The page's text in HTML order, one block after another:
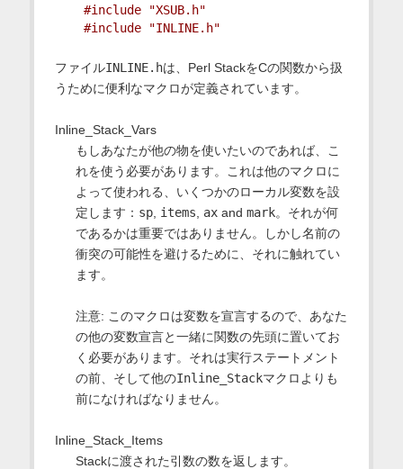
#include "XSUB.h"
#include "INLINE.h"
ファイルINLINE.hは、Perl StackをCの関数から扱
うために便利なマクロが定義されています。
Inline_Stack_Vars
もしあなたが他の物を使いたいのであれば、こ
れを使う必要があります。これは他のマクロに
よって使われる、いくつかのローカル変数を設
定します： sp, items axand mark。それが何
であるかは重要ではありません。しかし名前の
衝突の可能性を避けるために、それに触れてい
ます。
注意: このマクロは変数を宣言するので、あなた
の他の変数宣言と一緒に関数の先頭に置いてお
く必要があります。それは実行ステートメント
の前、そして他のInline_Stackマクロよりも
前になければなりません。
Inline_Stack_Items
Stackに渡された引数の数を返します。